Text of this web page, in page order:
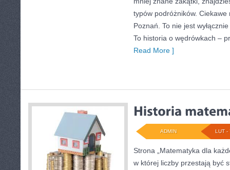
typów podróżników.
Poznań. To nie jest
To historia o wędrówkach –
Read More ]
LUT -
ADMIN
Strona „Matematyka dla
w której liczby przestają być